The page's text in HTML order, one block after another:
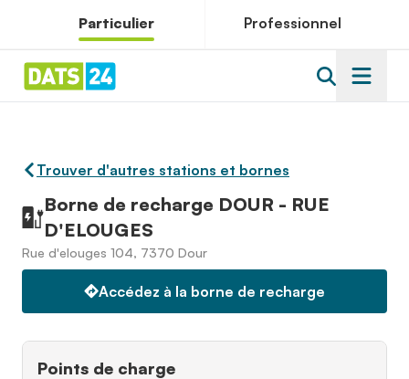
Particulier Professionnel
Trouver d'autres stations et bornes
Borne de recharge DOUR - RUE
D'ELOUGES
Rue d'elouges 104, 7370 Dour
Accédez à la borne de recharge
Points de charge